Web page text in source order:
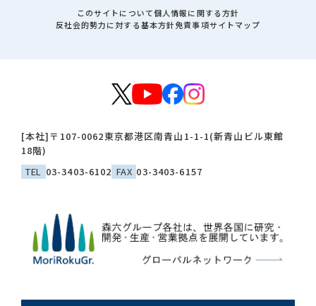
[本社] 〒107-0062東京都港区南青山1-1-1(新青山ビル東館
18階)
TEL
03-3403-6102 FAX 03-3403-6157
このサイトについて個人情報に関する方針
反社会的勢力に対する基本方針免責事項サイトマップ